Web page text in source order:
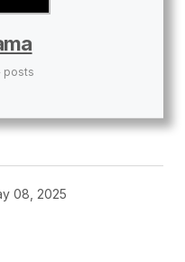
posts
08, 2025